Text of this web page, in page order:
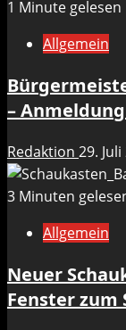
1 Minute gelesen
Allgemein
–
Redaktion 29.
3 Minuten
Allgemein
Neuer
Fenster zum